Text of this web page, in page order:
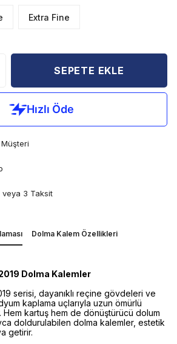
Extra Fine
SEPETE EKLE
veya 3 Taksit
Dolma Kalem Özellikleri
Dolma Kalemler
serisi, dayanıklı reçine gövdeleri ve
kaplama uçlarıyla uzun ömürlü
Hem kartuş hem de dönüştürücü dolum
doldurulabilen dolma kalemler, estetik
getirir.